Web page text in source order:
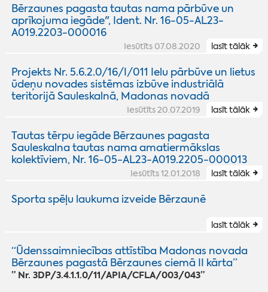
Bērzaunes pagasta tautas nama pārbūve un
aprīkojuma iegāde", Ident. Nr. 16-05-AL23-
A019.2203-000016
Iesūtīts 07.08.2020 lasīt tālāk
Projekts Nr. 5.6.2.0/16/I/011 Ielu pārbūve un lietus
ūdeņu novades sistēmas izbūve industriālā
teritorijā Sauleskalnā, Madonas novadā
Iesūtīts 20.07.2019 lasīt tālāk
Tautas tērpu iegāde Bērzaunes pagasta
Sauleskalna tautas nama amatiermākslas
kolektīviem, Nr. 16-05-AL23-A019.2205-000013
Iesūtīts 12.01.2018 lasīt tālāk
Sporta spēļu laukuma izveide Bērzaunē
lasīt tālāk
“Ūdenssaimniecības attīstība Madonas novada
Bērzaunes pagastā Bērzaunes ciemā II kārta”
” Nr. 3DP/3.4.1.1.0/11/APIA/CFLA/003/043”